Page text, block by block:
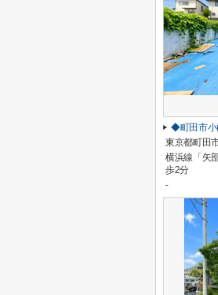
東京都町田
横浜線「矢
歩2分
-